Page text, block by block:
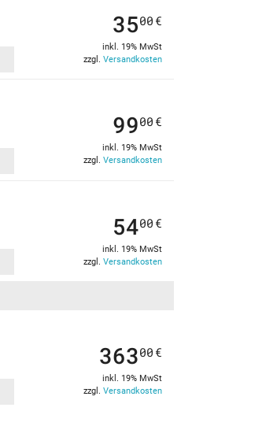
3500 €
inkl. 19% MwSt
zzgl. Versandkosten
9900 €
inkl. 19% MwSt
zzgl. Versandkosten
5400 €
inkl. 19% MwSt
zzgl. Versandkosten
36300 €
inkl. 19% MwSt
zzgl. Versandkosten